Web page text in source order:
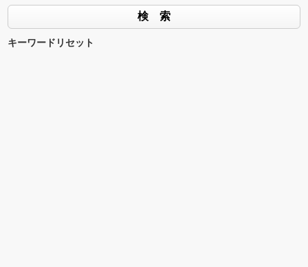
キーワードリセット